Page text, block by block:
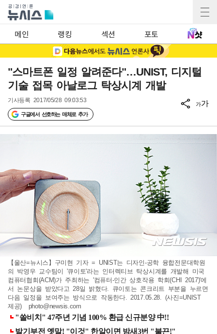
메인 랭킹 섹션 포토
"스마트폰 일정 알려준다"…UNIST, 디지털
기술 접목 아날로그 탁상시계 개발
기사등록 2017/05/28 09:03:53
구글에서 선호하는 매체로 추가
가가
【울산=뉴시스】구미현 기자 = UNIST는 디자인-공학 융합전문대학원
의 박영우 교수팀이 '큐이토'라는 인터렉티브 탁상시계를 개발해 미국
컴퓨터협회(ACM)가 주최하는 '컴퓨터-인간 상호작용 학회(CHI 2017)'에
서 논문상을 받았다고 28일 밝혔다. 큐이토는 콘크리트 부분을 누르면
다음 일정을 보여주는 방식으로 작동한다. 2017.05.28. (사진=UNIST
제공) photo@newsis.com